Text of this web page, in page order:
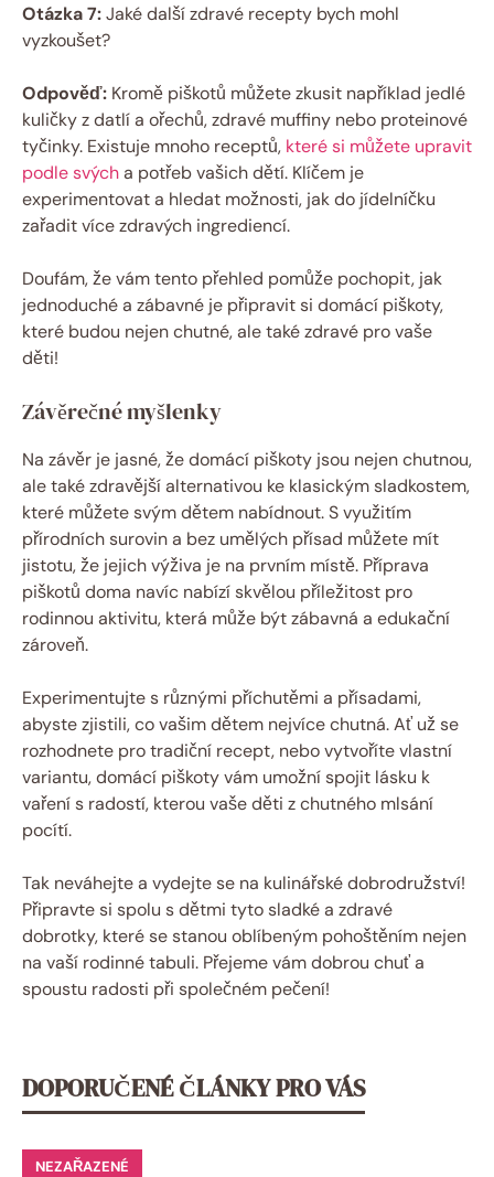
Otázka 7:Jaké další zdravé recepty bych mohl
vyzkoušet?
Odpověď: Kromě piškotů můžete zkusit například jedlé
kuličky z datlí a ořechů, zdravé muffiny nebo proteinové
tyčinky. Existuje mnoho receptů, které si můžete upravit
podle svýcha potřeb vašich dětí. Klíčem je
experimentovat a hledat možnosti, jak do jídelníčku
zařadit více zdravých ingrediencí.
Doufám, že vám tento přehled pomůže pochopit, jak
jednoduché a zábavné je připravit si domácí piškoty,
které budou nejen chutné, ale také zdravé pro vaše
děti!
Závěrečné myšlenky
Na závěr je jasné, že domácí piškoty jsou nejen chutnou,
ale také zdravější alternativou ke klasickým sladkostem,
které můžete svým dětem nabídnout. S využitím
přírodních surovin a bez umělých přísad můžete mít
jistotu, že jejich výživa je na prvním místě. Příprava
piškotů doma navíc nabízí skvělou příležitost pro
rodinnou aktivitu, která může být zábavná a edukační
zároveň.
Experimentujte s různými příchutěmi a přísadami,
abyste zjistili, co vašim dětem nejvíce chutná. Ať už se
rozhodnete pro tradiční recept, nebo vytvoříte vlastní
variantu, domácí piškoty vám umožní spojit lásku k
vaření s radostí, kterou vaše děti z chutného mlsání
pocítí.
Tak neváhejte a vydejte se na kulinářské dobrodružství!
Připravte si spolu s dětmi tyto sladké a zdravé
dobrotky, které se stanou oblíbeným pohoštěním nejen
na vaší rodinné tabuli. Přejeme vám dobrou chuť a
spoustu radosti při společném pečení!
DOPORUČENÉ ČLÁNKY PRO VÁS
NEZAŘAZENÉ